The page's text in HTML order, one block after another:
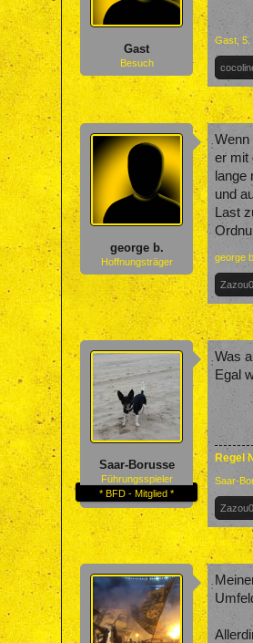
Gast
Besuch
Gast 5.
george b.
Hoffnungsträger
Wenn
er mit
lange
und
Last
george
Saar-Borusse
Führungsspieler
* BFD - Mitglied *
Was
Egal
Regel
Saar-